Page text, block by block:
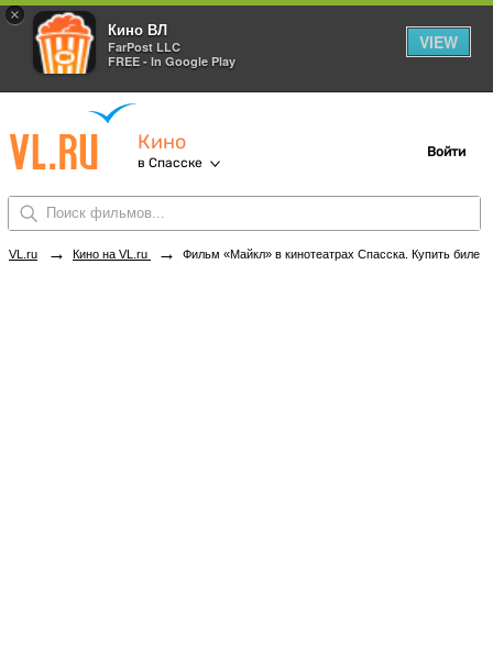
×
Кино ВЛ
FarPost LLC
FREE - In Google Play
VIEW
Кино
в Спасске
Войти
VL.ru → Кино на VL.ru → Фильм «Майкл» в кинотеатрах Спасска. Купить билеты!